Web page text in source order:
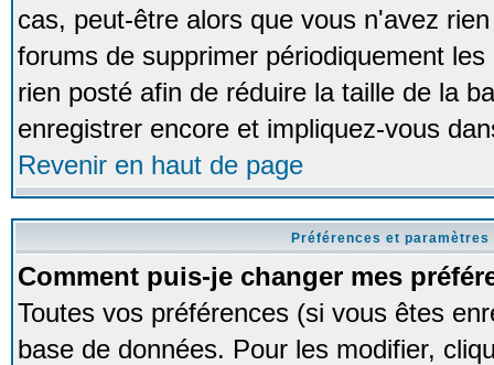
cas, peut-être alors que vous n'avez
forums de supprimer périodiquement
rien posté afin de réduire la taille de la
enregistrer encore et impliquez-vous
Revenir en haut de page
Préférences et
Comment puis-je changer mes
Toutes vos préférences (si vous êtes
base de données. Pour les modifier,